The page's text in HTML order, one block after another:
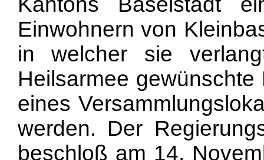
Einwohnern von
in welcher sie
Heilsarmee
eines
werden. Der
beschloß am 14.